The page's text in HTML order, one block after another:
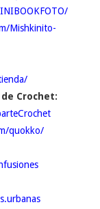
Mishkinito-
Crochet:
quokko/